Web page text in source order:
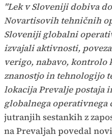
"Lek v Sloveniji dobiva
Novartisovih tehničnih
Sloveniji globalni
izvajali aktivnosti,
verigo, nabavo, kontrolo
znanostjo in tehnologijo
lokacija Prevalje postaja
globalnega operativnega
jutranjih sestankih z
na Prevaljah povedal